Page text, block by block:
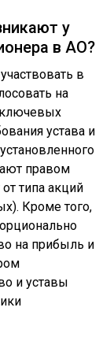
у
в АО?
в
на
ключевых
устава и
правом
типа акций
Кроме того,
на прибыль и
и уставы